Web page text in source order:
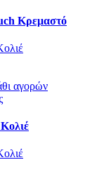
Κρεμαστό
αγορών